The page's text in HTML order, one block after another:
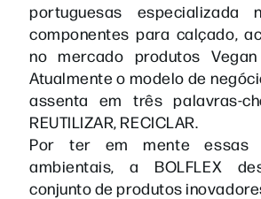
portuguesas
componentes para calçado,
no mercado produtos
Atualmente o modelo de
assenta em três palavras-
REUTILIZAR, RECICLAR.
Por ter em mente essas
ambientais, a BOLFLEX
conjunto de produtos